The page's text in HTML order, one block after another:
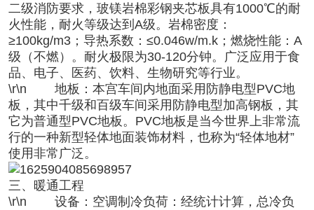
二级消防要求，玻镁岩棉彩钢夹芯板具有1000℃的耐
火性能，耐火等级达到A级。岩棉密度：
≥100kg/m3；导热系数：≤0.046w/m.k；燃烧性能：A
级（不燃）。耐火极限为30-120分钟。广泛应用于食
品、电子、医药、饮料、生物研究等行业。
\r\n 地板： 本宫车间内地面采用防静电型PVC地
板，其中千级和百级车间采用防静电型加高钢板，其
它为普通型PVC地板。PVC地板是当今世界上非常流
行的一种新型轻体地面装饰材料，也称为“轻体地材”
使用非常广泛。
三、暖通工程
\r\n 设备： 空调制冷负荷：经统计计算，总冷负